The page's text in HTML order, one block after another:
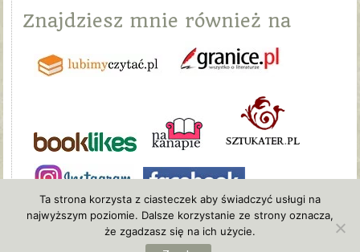
Znajdziesz mnie również na
|KsiazkiIdy.pl
Ta strona korzysta z ciasteczek aby świadczyć usługi na
najwyższym poziomie. Dalsze korzystanie ze strony oznacza,
że zgadzasz się na ich użycie.